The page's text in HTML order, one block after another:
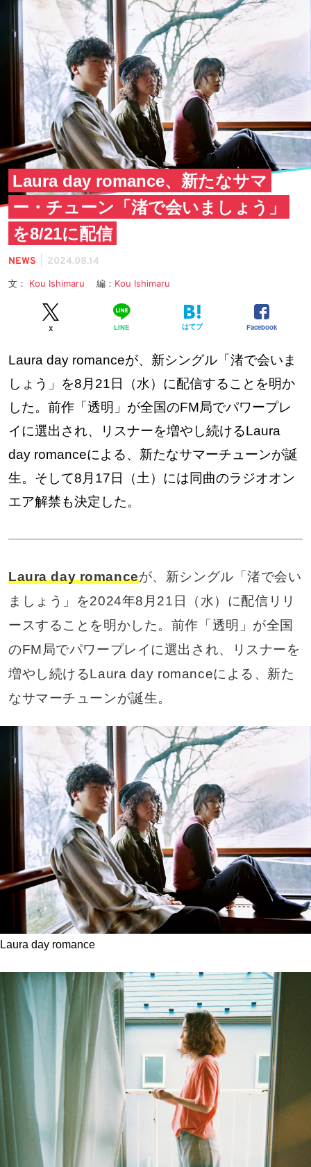
Laura day romance、新たなサマ
ー・チューン「渚で会いましょう」
を8/21に配信
NEWS 2024.08.14
文： Kou Ishimaru 編： Kou Ishimaru
X LINE はてブ Facebook
Laura day romanceが、新シングル「渚で会いま
しょう」を8月21日（水）に配信することを明か
した。前作「透明」が全国のFM局でパワープレ
イに選出され、リスナーを増やし続けるLaura
day romanceによる、新たなサマーチューンが誕
生。そして8月17日（土）には同曲のラジオオン
エア解禁も決定した。
Laura day romanceが、新シングル「渚で会い
ましょう」を2024年8月21日（水）に配信リリ
ースすることを明かした。前作「透明」が全国
のFM局でパワープレイに選出され、リスナーを
増やし続けるLaura day romanceによる、新た
なサマーチューンが誕生。
Laura day romance